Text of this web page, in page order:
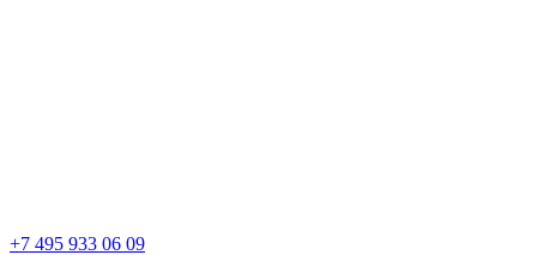
+7 495 933 06 09